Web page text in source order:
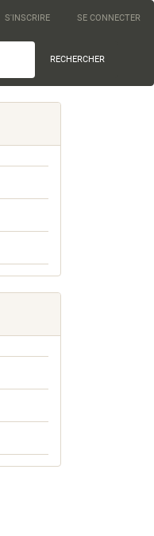
S'INSCRIRE SE CONNECTER
RECHERCHER